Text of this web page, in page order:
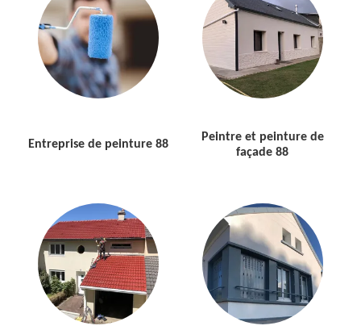
Entreprise de peinture 88
Peintre et peinture de
façade 88